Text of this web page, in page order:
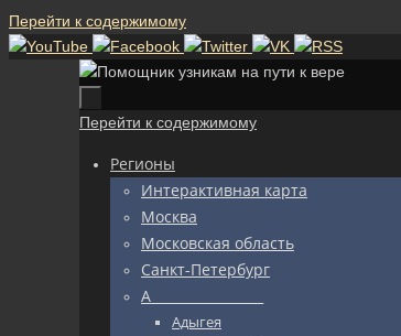
Перейти к содержимому
Перейти к содержимому
Регионы
Интерактивная карта
Москва
Московская область
Санкт-Петербург
А_________________
Адыгея